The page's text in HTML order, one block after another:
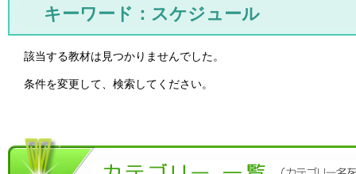
キーワード：スケジュール
該当する教材は見つかりませんでした。
条件を変更して、検索してください。